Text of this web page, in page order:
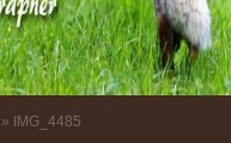
» IMG_4485